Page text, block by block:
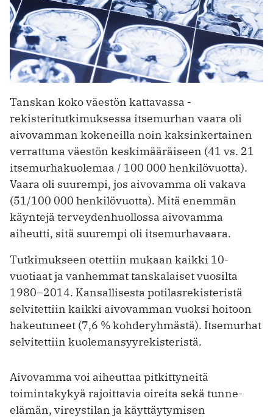
Tanskan koko väestön kattavassa ­
rekisteritutkimuksessa itsemurhan vaara oli
aivovamman kokeneilla noin kaksinkertainen
verrattuna väestön keski­määräiseen (41 vs. 21
itsemurhakuolemaa / 100 000 henkilövuotta).
Vaara oli suurempi, jos aivovamma oli vakava
(51/100 000 henkilövuotta). Mitä enemmän
käyntejä terveydenhuollossa aivovamma
aiheutti, sitä suurempi oli itsemurhavaara.
Tutkimukseen otettiin mukaan kaikki 10-
vuotiaat ja vanhemmat tanskalaiset vuosilta
1980–2014. Kansallisesta potilasrekisteristä
selvitettiin kaikki aivovamman vuoksi hoitoon
hakeutuneet (7,6 % kohderyhmästä). Itsemurhat
selvitettiin kuolemansyyrekisteristä.
Aivovamma voi aiheuttaa pitkittyneitä
toimintakykyä rajoittavia oireita sekä tunne-
elämän, vireystilan ja käyttäytymisen